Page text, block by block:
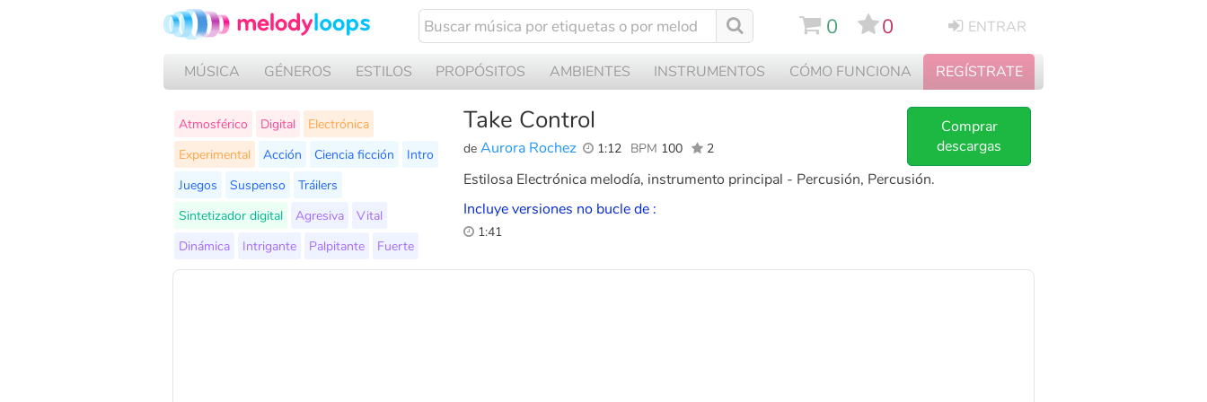
0 0 ENTRAR
MÚSICA GÉNEROS ESTILOS PROPÓSITOS AMBIENTES INSTRUMENTOS CÓMO FUNCIONA REGÍSTRATE
Take Control
de Aurora Rochez 1:12 BPM 100 2
Comprar
descargas
Atmosférico Digital
Electrónica
Experimental
Acción Ciencia ficción
Intro
Juegos
Suspenso
Tráilers
Sintetizador digital
Agresiva
Vital
Dinámica
Intrigante Palpitante Fuerte
Estilosa Electrónica melodía, instrumento principal - Percusión, Percusión.
Incluye versiones no bucle de :
1:41